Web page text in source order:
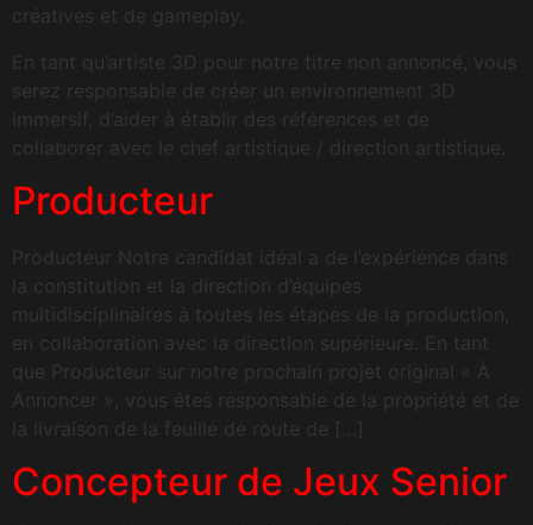
créatives et de gameplay.
En tant qu’artiste 3D pour notre titre non annoncé, vous
serez responsable de créer un environnement 3D
immersif, d’aider à établir des références et de
collaborer avec le chef artistique / direction artistique.
Producteur
Producteur Notre candidat idéal a de l’expérience dans
la constitution et la direction d’équipes
multidisciplinaires à toutes les étapes de la production,
en collaboration avec la direction supérieure. En tant
que Producteur sur notre prochain projet original « À
Annoncer », vous êtes responsable de la propriété et de
la livraison de la feuille de route de […]
Concepteur de Jeux Senior​